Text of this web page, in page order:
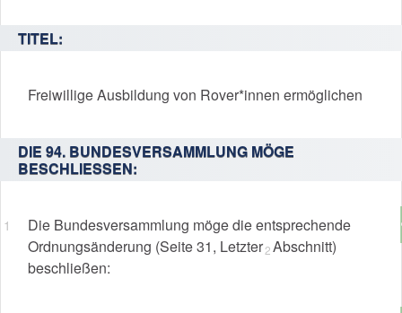
TITEL:
Freiwillige Ausbildung von Rover*innen ermöglichen
DIE 94. BUNDESVERSAMMLUNG MÖGE
BESCHLIESSEN:
Die Bundesversammlung möge die entsprechende
Ordnungsänderung (Seite 31, Letzter Abschnitt)
beschließen: